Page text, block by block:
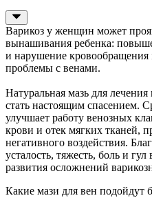
Варикоз у женщин может
вынашивания ребенка:
и нарушение
проблемы с венами.
Натуральная мазь для
стать настоящим спасением.
улучшает работу венозных
крови и отек мягких тканей,
негативного воздействия.
усталость, тяжесть, боль и
развития осложнений
Какие мази для вен подойдут